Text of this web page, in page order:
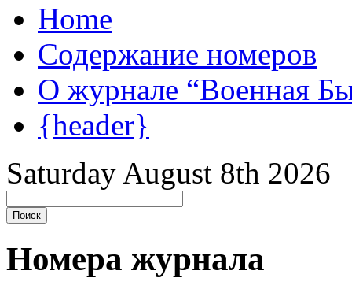
Home
Содержание номеров
О журнале “Военная
{header}
Saturday August 8th 2026
Номера журнала